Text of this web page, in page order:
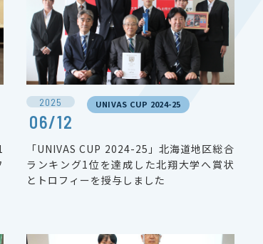
2025
06/12
UNIVAS CUP 2024-25
「UNIVAS CUP 2024-25」北海道地区総合
ランキング1位を達成した北翔大学へ賞状
とトロフィーを授与しました